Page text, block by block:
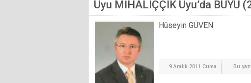
Uyu MİHALIÇÇIK Uyu’da BÜYÜ
Hüseyin GÜVEN
9 Aralık 2011 Cuma Bu